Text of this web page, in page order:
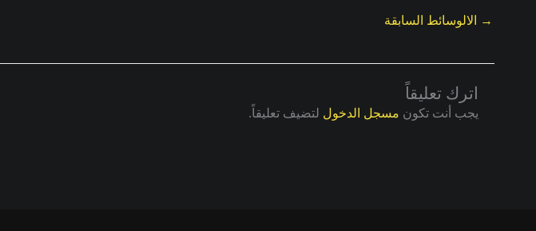
→ الالوسائط السابقة
اترك تعليقاً
يجب أنت تكون مسجل الدخول لتضيف تعليقاً.